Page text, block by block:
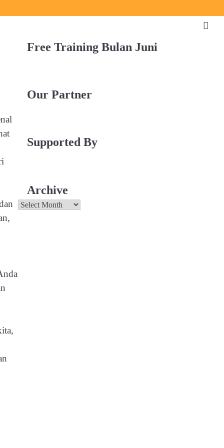
Free Training Bulan Juni
Our Partner
Supported By
Archive
Archive